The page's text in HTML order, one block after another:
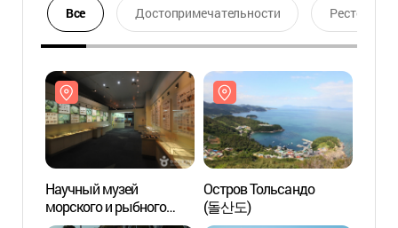
Все Достопримечательности Ресторан
Научный музей
морского и рыбного
хозяйства провинции
Остров Тольсандо
(돌산도)